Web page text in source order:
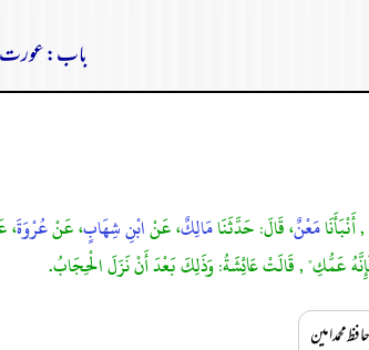
باب: عورت
, أَنْبَأَنَامَعْنٌ، قَالَ: حَدَّثَنَامَالِكٌ، عَنْابْنِ شِهَابٍ، عَنْعُرْوَةَ،
فَإِنَّهُ عَمُّكِ" , قَالَتْ عَائِشَةُ: وَذَلِكَ بَعْدَ أَنْ نَزَلَ الْحِجَابُ.
حافظ محمد امین